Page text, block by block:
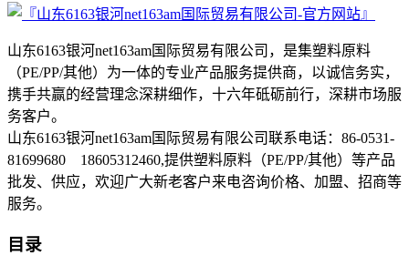
山东6163银河net163am国际贸易有限公司，是集塑料原料
（PE/PP/其他）为一体的专业产品服务提供商，以诚信务实，
携手共赢的经营理念深耕细作，十六年砥砺前行，深耕市场服
务客户。
山东6163银河net163am国际贸易有限公司联系电话：86-0531-
81699680 18605312460,提供塑料原料（PE/PP/其他）等产品
批发、供应，欢迎广大新老客户来电咨询价格、加盟、招商等
服务。
目录